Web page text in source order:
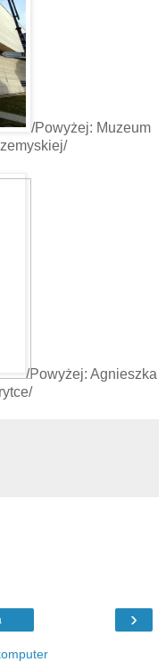
/Powyżej: Muzeum
/Powyżej: Agnieszka
›